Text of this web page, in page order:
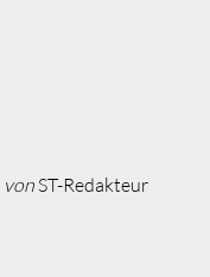
vonST-Redakteur